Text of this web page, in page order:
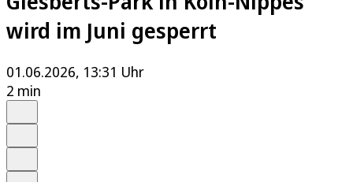
wird im Juni gesperrt
01.06.2026, 13:31 Uhr
2 min